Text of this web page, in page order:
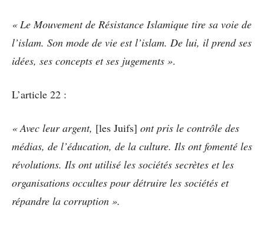
« Le Mouvement de Résistance Islamique tire sa voie de
l’islam. Son mode de vie est l’islam. De lui, il prend ses
idées, ses concepts et ses jugements ».
L’article 22 :
« Avec leur argent, [les Juifs] ont pris le contrôle des
médias, de l’éducation, de la culture. Ils ont fomenté les
révolutions. Ils ont utilisé les sociétés secrètes et les
organisations occultes pour détruire les sociétés et
répandre la corruption ».